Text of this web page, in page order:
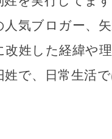
人気ブロガー、
改姓した経緯や
姓で、日常生活